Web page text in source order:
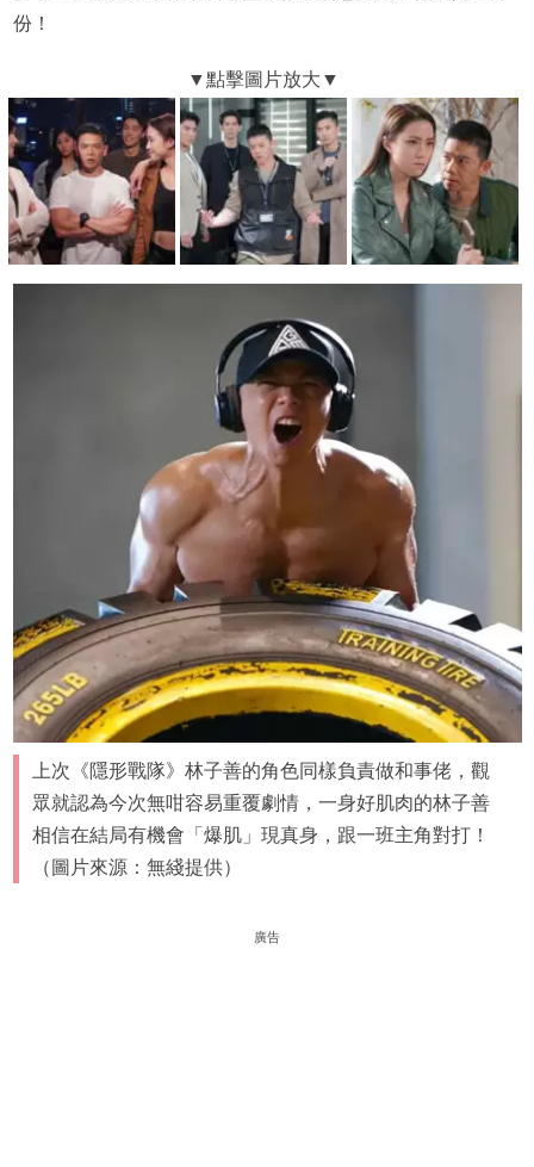
份！
上次《隱形戰隊》林子善的角色同樣負責做和事佬，觀
眾就認為今次無咁容易重覆劇情，一身好肌肉的林子善
相信在結局有機會「爆肌」現真身，跟一班主角對打！
（圖片來源：無綫提供）
廣告